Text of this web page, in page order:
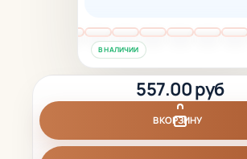
В НАЛИЧИИ
557.00 руб
В КОРЗИНУ